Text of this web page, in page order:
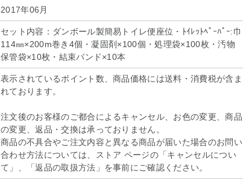
2017年06月
セット内容：ダンボール製簡易トイレ便座位・ﾄｲﾚｯﾄﾍﾟｰﾊﾟｰ:巾
114㎜×200m巻き4個・凝固剤×100個・処理袋×100枚・汚物
保管袋×10枚・結束バンド×10本
表示されているポイント数、商品価格には送料・消費税が含ま
れております。
注文後のお客様のご都合によるキャンセル、お色の変更、商品
の変更、返品・交換は承っておりません。
商品の不具合やご注文内容と異なる商品が届いた場合のお問い
合わせ方法については、ストア ページの「キャンセルについ
て」、「返品の取扱方法」を事前にご確認ください。